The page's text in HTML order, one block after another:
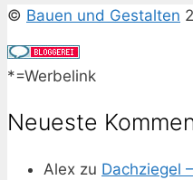
© Bauen und Gestalten
*=Werbelink
Neueste
Alex zu Dachziegel